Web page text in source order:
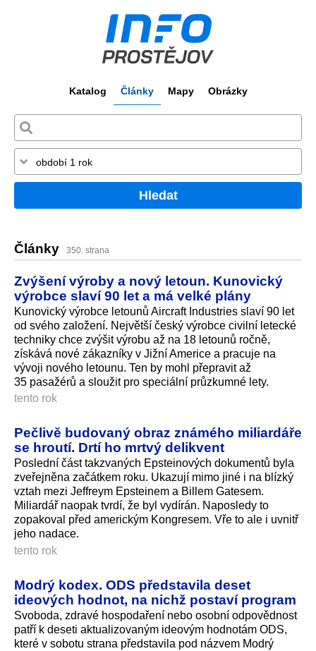
Katalog Články Mapy Obrázky
Hledat
Články 350. strana
Zvýšení výroby a nový letoun. Kunovický
výrobce slaví 90 let a má velké plány
Kunovický výrobce letounů Aircraft Industries slaví 90 let
od svého založení. Největší český výrobce civilní letecké
techniky chce zvýšit výrobu až na 18 letounů ročně,
získává nové zákazníky v Jižní Americe a pracuje na
vývoji nového letounu. Ten by mohl přepravit až
35 pasažérů a sloužit pro speciální průzkumné lety.
tento rok
Pečlivě budovaný obraz známého miliardáře
se hroutí. Drtí ho mrtvý delikvent
Poslední část takzvaných Epsteinových dokumentů byla
zveřejněna začátkem roku. Ukazují mimo jiné i na blízký
vztah mezi Jeffreym Epsteinem a Billem Gatesem.
Miliardář naopak tvrdí, že byl vydírán. Naposledy to
zopakoval před americkým Kongresem. Vře to ale i uvnitř
jeho nadace.
tento rok
Modrý kodex. ODS představila deset
ideových hodnot, na nichž postaví program
Svoboda, zdravé hospodaření nebo osobní odpovědnost
patří k deseti aktualizovaným ideovým hodnotám ODS,
které v sobotu strana představila pod názvem Modrý